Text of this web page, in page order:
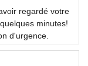
regardé votre
minutes!
d'urgence.